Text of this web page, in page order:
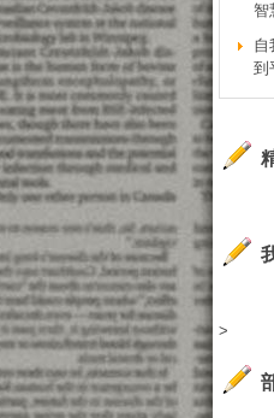
智
自
到
>